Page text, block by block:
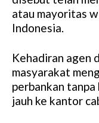
atau mayoritas
Indonesia.
Kehadiran agen
masyarakat
perbankan tanpa
jauh ke kantor